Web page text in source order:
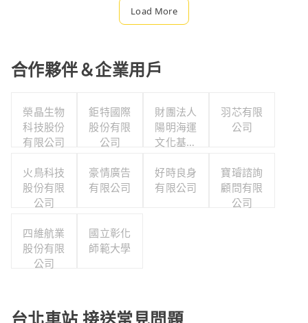
Load More
合作夥伴＆企業用戶
榮晶生物
科技股份
有限公司
鉅特國際
股份有限
公司
財團法人
陽明海運
文化基金
洋文化藝
術館
羽芯有限
公司
火鳥科技
股份有限
公司
豪情廣告
有限公司
好時良身
有限公司
寶璿諮詢
顧問有限
公司
四維航業
股份有限
公司
國立彰化
師範大學